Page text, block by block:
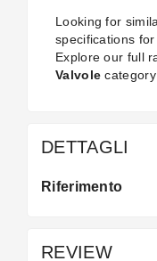
Looking for
specifications
Explore our full
Valvole category
DETTAGLI
Riferimento
REVIEW